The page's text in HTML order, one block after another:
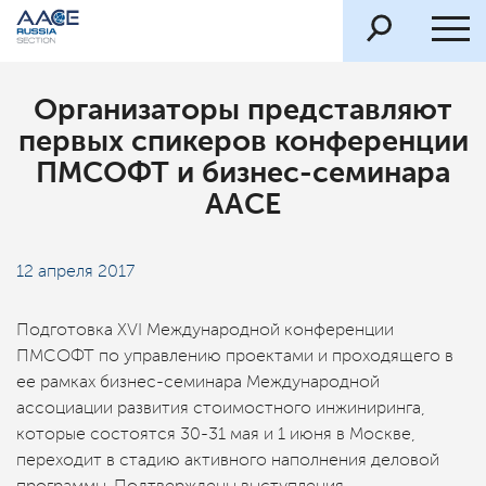
Организаторы представляют
первых спикеров конференции
ПМСОФТ и бизнес-семинара
AACE
12 апреля 2017
Подготовка XVI Международной конференции
ПМСОФТ по управлению проектами и проходящего в
ее рамках бизнес-семинара Международной
ассоциации развития стоимостного инжиниринга,
которые состоятся 30-31 мая и 1 июня в Москве,
переходит в стадию активного наполнения деловой